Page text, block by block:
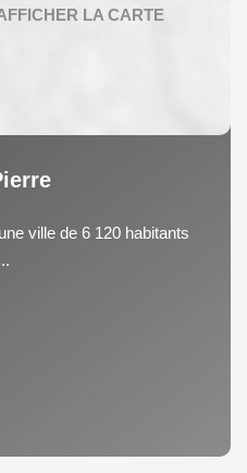
ville de 6 120 habitants